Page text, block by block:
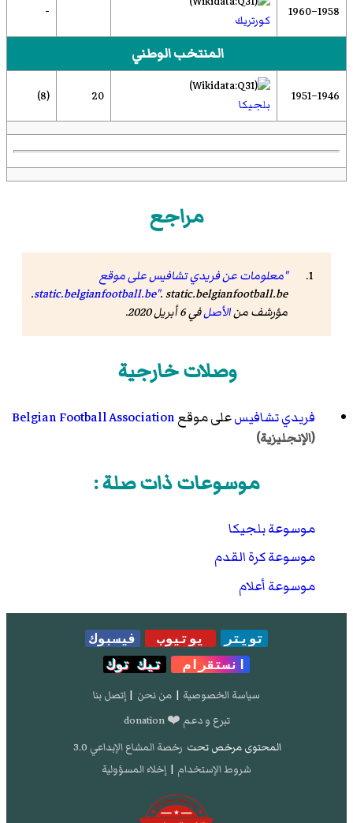
1958–1960
كورتريك -
المنتخب الوطني
1946–1951
بلجيكا
20
(8)
مراجع
"معلومات عن فريدي تشافيس على موقع
static.belgianfootball.be"
. static.belgianfootball.be.
مؤرشف منالأصلفي 6 أبريل 2020.
وصلات خارجية
فريدي تشافيسعلى موقعBelgian Football Association
(الإنجليزية)
موسوعات ذات صلة :
موسوعة بلجيكا
موسوعة كرة القدم
موسوعة أعلام
تويتر يوتيوب
فيسبوك
انستقرام
تيك توك
سياسة الخصوصية | من نحن | إتصل بنا
تبرع و دعم ❤️ donation
المحتوى مرخص تحت رخصة المشاع الإبداعي 3.0
شروط الإستخدام | إخلاء المسؤولية